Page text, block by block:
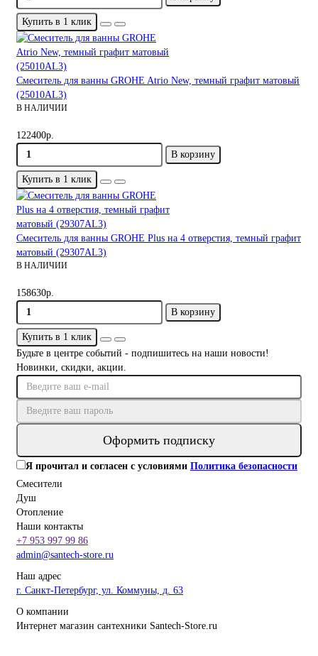
Купить в 1 клик
Смеситель для ванны GROHE Atrio New, темный графит матовый
(25010AL3)
В НАЛИЧИИ
122400р.
В корзину
Купить в 1 клик
Смеситель для ванны GROHE Plus на 4 отверстия, темный графит
матовый (29307AL3)
В НАЛИЧИИ
158630р.
В корзину
Купить в 1 клик
Будьте в центре событий - подпишитесь на наши новости!
Новинки, скидки, акции.
Оформить подписку
Я прочитал и согласен с условиями Политика безопасности
Смесители
Душ
Отопление
Наши контакты
+7 953 997 99 86
admin@santech-store.ru
Наш адрес
г. Санкт-Петербург, ул. Коммуны, д. 63
О компании
Интернет магазин сантехники Santech-Store.ru